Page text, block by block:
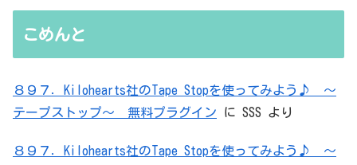
無駄を重ねた結論はシンプルだった
こめんと
８９７．Kilohearts社のTape Stopを使ってみよう♪ ～
テープストップ～ 無料プラグイン に SSS より
８９７．Kilohearts社のTape Stopを使ってみよう♪ ～